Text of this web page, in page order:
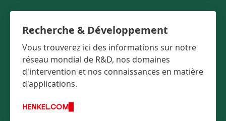
Recherche & Développement
Vous trouverez ici des informations sur notre
réseau mondial de R&D, nos domaines
d'intervention et nos connaissances en matière
d'applications.
HENKEL.COM